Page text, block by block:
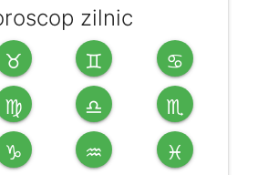
zilnic
♉ ♊ ♋
♍ ♎ ♏
♑ ♒ ♓